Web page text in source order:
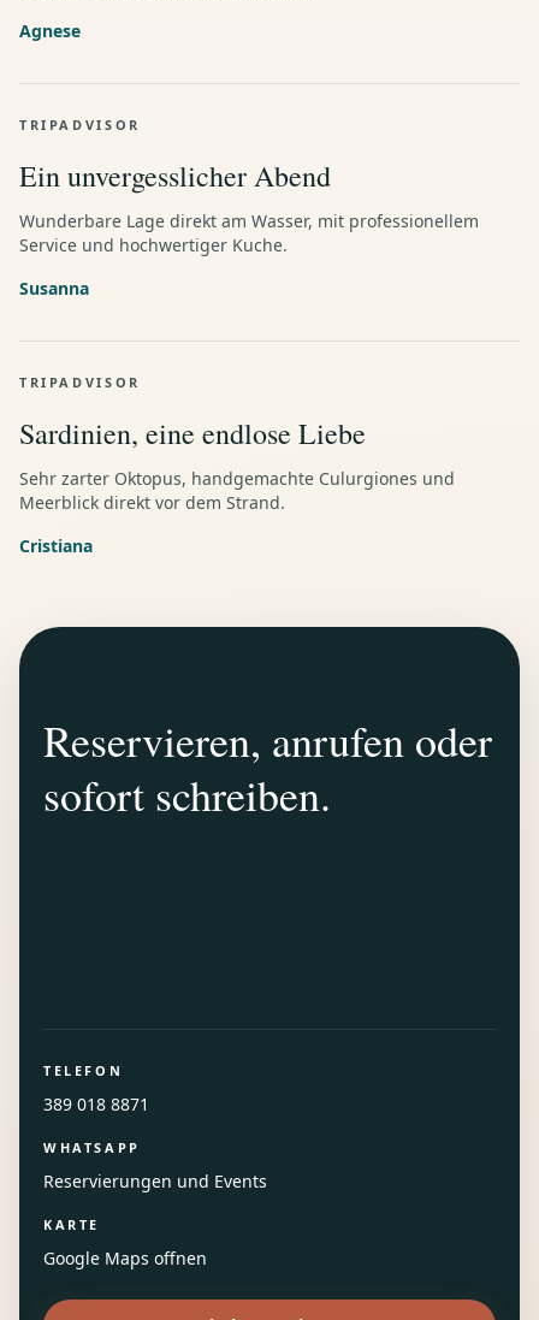
Agnese
TRIPADVISOR
Ein unvergesslicher Abend
Wunderbare Lage direkt am Wasser, mit professionellem
Service und hochwertiger Kuche.
Susanna
TRIPADVISOR
Sardinien, eine endlose Liebe
Sehr zarter Oktopus, handgemachte Culurgiones und
Meerblick direkt vor dem Strand.
Cristiana
Reservieren, anrufen oder
sofort schreiben.
TELEFON
389 018 8871
WHATSAPP
Reservierungen und Events
KARTE
Google Maps offnen